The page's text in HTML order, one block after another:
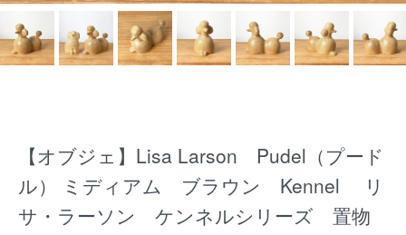
【オブジェ】Lisa Larson Pudel（プード
ル） ミディアム ブラウン Kennel リ
サ・ラーソン ケンネルシリーズ 置物